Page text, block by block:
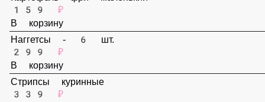
Картофель фри маленький
159 ₽
В корзину
Наггетсы - 6 шт.
299 ₽
В корзину